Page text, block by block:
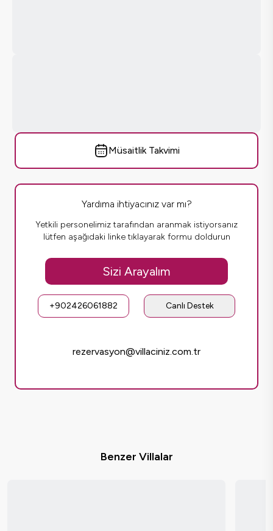
Müsaitlik Takvimi
Yardıma ihtiyacınız var mı?
Yetkili personelimiz tarafından aranmak istiyorsanız
lütfen aşağıdaki linke tıklayarak formu doldurun
Sizi Arayalım
+902426061882 Canlı Destek
rezervasyon@villaciniz.com.tr
Benzer Villalar